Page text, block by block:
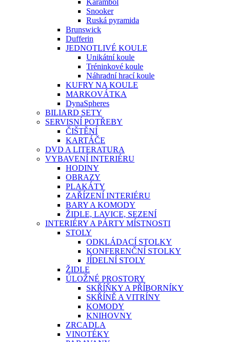
Snooker
Ruská pyramida
Brunswick
Dufferin
JEDNOTLIVÉ KOULE
Unikátní koule
Tréninkové koule
Náhradní hrací koule
KUFRY NA KOULE
MARKOVÁTKA
DynaSpheres
BILIARD SETY
SERVISNÍ POTŘEBY
ČIŠTĚNÍ
KARTÁČE
DVD A LITERATURA
VYBAVENÍ INTERIÉRU
HODINY
OBRAZY
PLAKÁTY
ZAŘÍZENÍ INTERIÉRU
BARY A KOMODY
ŽIDLE, LAVICE, SEZENÍ
INTERIÉRY A PÁRTY MÍSTNOSTI
STOLY
ODKLÁDACÍ STOLKY
KONFERENČNÍ STOLKY
JÍDELNÍ STOLY
ŽIDLE
ÚLOŽNÉ PROSTORY
SKŘÍŇKY A PŘÍBORNÍKY
SKŘÍNĚ A VITRÍNY
KOMODY
KNIHOVNY
ZRCADLA
VINOTÉKY